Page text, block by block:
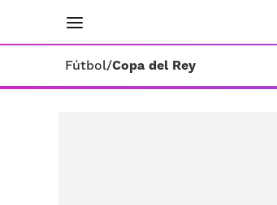
Fútbol/Copa del Rey